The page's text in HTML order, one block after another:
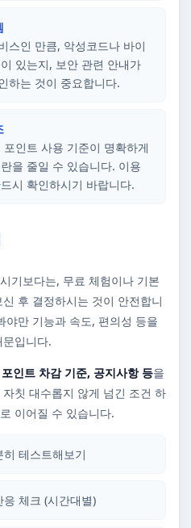
스인 만큼, 악성코드나 바이
있는지, 보안 관련 안내가
하는 것이 중요합니다.
인트 사용 기준이 명확하게
을 줄일 수 있습니다. 이용
시 확인하시기 바랍니다.
기보다는, 무료 체험이나 기본
후 결정하시는 것이 안전합니
야만 기능과 속도, 편의성 등을
입니다.
인트 차감 기준, 공지사항 등을
칫 대수롭지 않게 넘긴 조건 하
이어질 수 있습니다.
테스트해보기
체크 (시간대별)